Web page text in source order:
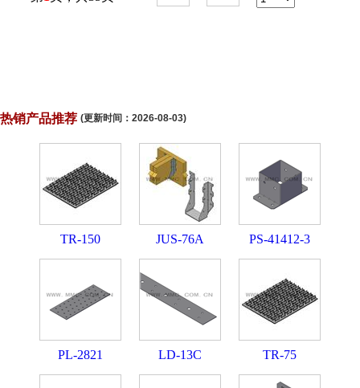
热销产品推荐 (更新时间： 2026-08-03)
TR-150 JUS-76A PS-41412-3
PL-2821 LD-13C TR-75